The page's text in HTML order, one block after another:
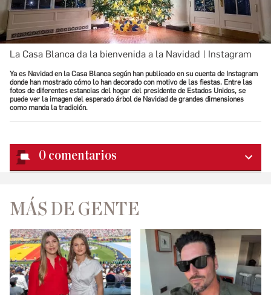
La Casa Blanca da la bienvenida a la Navidad | Instagram
Ya es Navidad en la Casa Blanca según han publicado en su cuenta de Instagram
donde han mostrado cómo lo han decorado con motivo de las fiestas. Entre las
fotos de diferentes estancias del hogar del presidente de Estados Unidos, se
puede ver la imagen del esperado árbol de Navidad de grandes dimensiones
como manda la tradición.
0 comentarios
MÁS DE GENTE